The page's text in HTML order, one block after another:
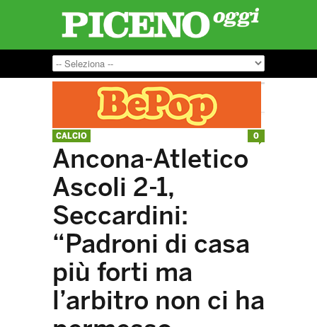
CALCIO
Ancona-Atletico
Ascoli 2-1,
Seccardini:
“Padroni di casa
più forti ma
l’arbitro non ci ha
0